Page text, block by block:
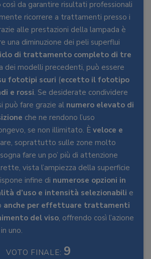
così da garantire risultati professionali
ricorrere a trattamenti presso i
alle prestazioni della lampada è
una diminuzione dei peli superflui
di trattamento completo di tre
dei modelli precedenti, può essere
fototipi scuri (eccetto il fototipo
e rossi. Se desiderate condividere
può fare grazie al numero elevato di
che ne rendono l’uso
se non illimitato. È veloce e
soprattutto sulle zone molto
fare un po’ più di attenzione
vista l’ampiezza della superficie
infine di numerose opzioni in
d’uso e intensità selezionabili e
anche per effettuare trattamenti
del viso, offrendo così l’azione
uno.
VOTO FINALE: 9